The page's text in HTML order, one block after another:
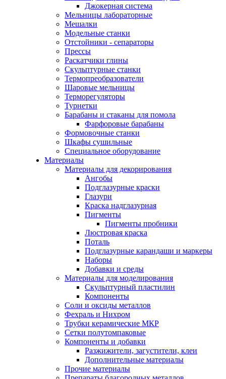
Джокерная система
Мельницы лабораторные
Мешалки
Модельные станки
Отстойники - сепараторы
Прессы
Раскатчики глины
Скульптурные станки
Термопреобразователи
Шаровые мельницы
Терморегуляторы
Турнетки
Барабаны и стаканы для помола
Фарфоровые барабаны
Формовочные станки
Шкафы сушильные
Специальное оборудование
Материалы
Материалы для декорирования
Ангобы
Подглазурные краски
Глазури
Краска надглазурная
Пигменты
Пигменты пробники
Люстровая краска
Поталь
Подглазурные карандаши и маркеры
Наборы
Добавки и среды
Материалы для моделирования
Скульптурный пластилин
Компоненты
Соли и оксиды металлов
Фехраль и Нихром
Трубки керамические МКР
Сетки полутомпаковые
Компоненты и добавки
Разжижители, загустители, клеи
Дополнительные материалы
Прочие материалы